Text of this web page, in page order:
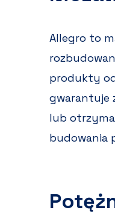
Allegro to
produkty
gwarantuje
lub
budowania